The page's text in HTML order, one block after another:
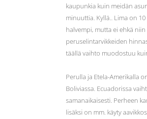
kaupunkia kuin meidän
minuuttia. Kyllä.. Lima on
halvempi, mutta ei ehkä
peruselintarvikkeiden
täällä vaihto muodostuu
Perulla ja Etela-Amerikalla
Boliviassa. Ecuadorissa
samanaikaisesti. Perheen
lisäksi on mm. käyty